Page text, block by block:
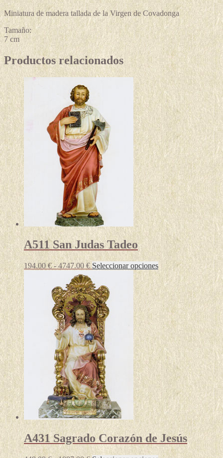
Miniatura de madera tallada de la Virgen de Covadonga
Tamaño:
7 cm
Productos relacionados
A511 San Judas Tadeo
194.00€ - 4747.00 €Rango
precios:
desde
194.00 €
hasta
4747.00 €
Seleccionar opcionesEste
producto
tiene
múltiples
variantes.
Las
opciones
se
pueden
elegir
en
la
página
de
producto
A431 Sagrado Corazón de Jesús